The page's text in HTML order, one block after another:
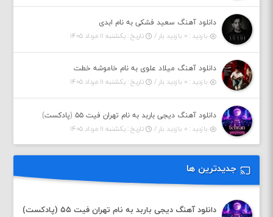
دانلود آهنگ سعید فشکی به نام ابدی
بازدید : ۰ بازدید بار /
تاریخ : یکشنبه ۱۱ مرداد ۱۴۰۵
دانلود آهنگ میلاد علوی به نام خاموشه خطت
بازدید : ۰ بازدید بار /
تاریخ : یکشنبه ۱۱ مرداد ۱۴۰۵
دانلود آهنگ دیجی باربد به نام تهران فیت ۵۵ (پادکست)
بازدید : ۰ بازدید بار /
تاریخ : یکشنبه ۱۱ مرداد ۱۴۰۵
جدیدترین ها
دانلود آهنگ دیجی باربد به نام تهران فیت ۵۵ (پادکست)